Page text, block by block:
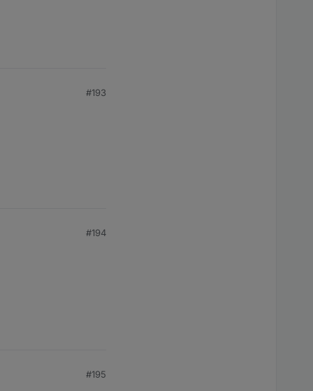
#193
#194
#195